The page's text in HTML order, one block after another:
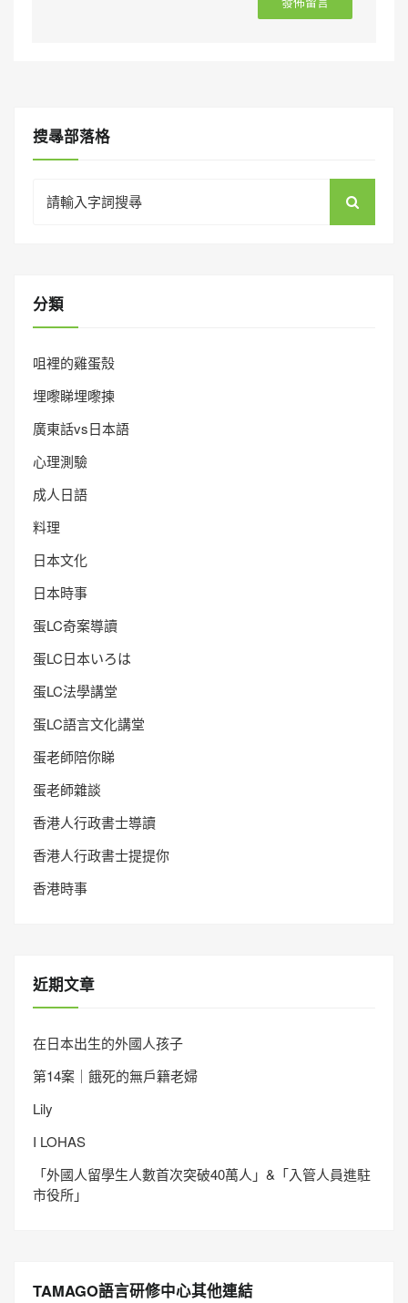
搜㝷部落格
for:
分類
咀裡的雞蛋殼
埋嚟睇埋嚟揀
廣東話vs日本語
心理測驗
成人日語
料理
日本文化
日本時事
蛋LC奇案導讀
蛋LC日本いろは
蛋LC法學講堂
蛋LC語言文化講堂
蛋老師陪你睇
蛋老師雜談
香港人行政書士導讀
香港人行政書士提提你
香港時事
近期文章
在日本出生的外國人孩子
第14案｜餓死的無戶籍老婦
Lily
I LOHAS
「外國人留學生人數首次突破40萬人」&「入管人員進駐
市役所」
TAMAGO語言研修中心其他連結